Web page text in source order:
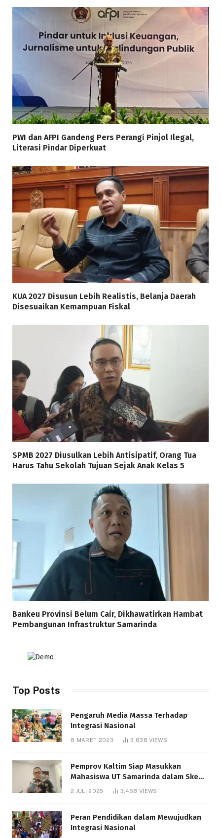
PWI dan AFPI Gandeng Pers Perangi Pinjol Ilegal,
Literasi Pindar Diperkuat
KUA 2027 Disusun Lebih Realistis, Belanja Daerah
Disesuaikan Kemampuan Fiskal
SPMB 2027 Diusulkan Lebih Antisipatif, Orang Tua
Harus Tahu Sekolah Tujuan Sejak Anak Kelas 5
Bankeu Provinsi Belum Cair, Dikhawatirkan Hambat
Pembangunan Infrastruktur Samarinda
Top Posts
Pengaruh Media Massa Terhadap
Integrasi Nasional
8 MARET 2023 3,838VIEWS
Pemprov Kaltim Siap Masukkan
Mahasiswa UT Samarinda dalam Skema
Bantuan Pendidikan Gratispol
2 JULI 2025 3,468 VIEWS
Peran Pendidikan dalam Mewujudkan
Integrasi Nasional